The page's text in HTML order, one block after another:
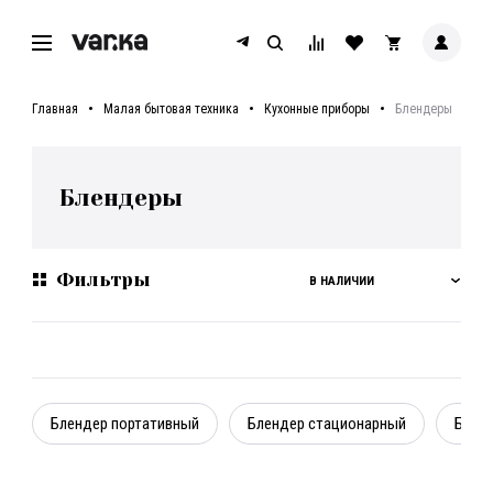
Главная Малая бытовая техника Кухонные приборы Блендеры
Блендеры
Фильтры В НАЛИЧИИ
Блендер портативный Блендер стационарный